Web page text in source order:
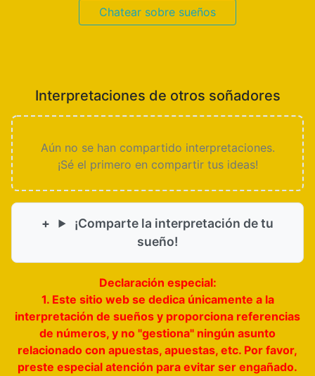
Chatear sobre sueños
Interpretaciones de otros soñadores
Aún no se han compartido interpretaciones.
¡Sé el primero en compartir tus ideas!
¡Comparte la interpretación de tu
sueño!
Declaración especial:
1. Este sitio web se dedica únicamente a la
interpretación de sueños y proporciona referencias
de números, y no "gestiona" ningún asunto
relacionado con apuestas, apuestas, etc. Por favor,
preste especial atención para evitar ser engañado.